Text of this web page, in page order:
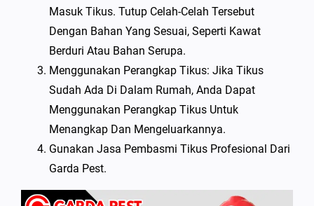
Masuk Tikus. Tutup Celah-Celah Tersebut
Dengan Bahan Yang Sesuai, Seperti Kawat
Berduri Atau Bahan Serupa.
Menggunakan Perangkap Tikus: Jika Tikus
Sudah Ada Di Dalam Rumah, Anda Dapat
Menggunakan Perangkap Tikus Untuk
Menangkap Dan Mengeluarkannya.
Gunakan Jasa Pembasmi Tikus Profesional Dari
Garda Pest.